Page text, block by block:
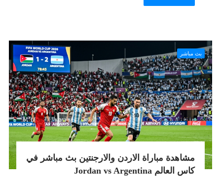
بث مباشر
مشاهدة مباراة الاردن والارجنتين بث مباشر في
كاس العالم Jordan vs Argentina